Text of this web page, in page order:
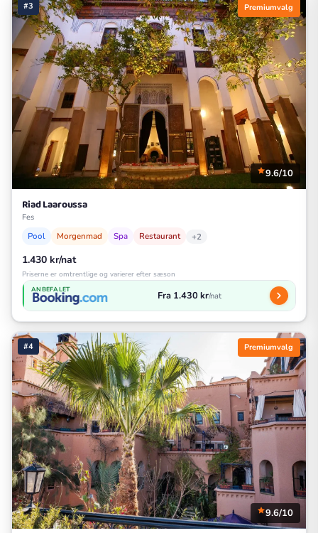
#3 Premiumvalg
9.6/10
Riad Laaroussa
Fes
Pool Morgenmad Spa Restaurant +2
1.430 kr/nat
Priserne er omtrentlige og varierer efter sæson
ANBEFALET Fra 1.430 kr/nat
#4 Premiumvalg
9.6/10